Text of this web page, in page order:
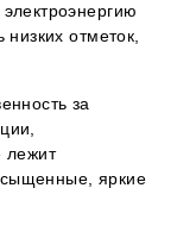
отметок,
за
лежит
яркие